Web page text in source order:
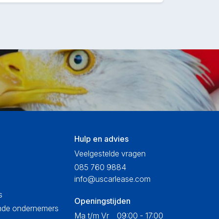
ondernemers
Hulp en advies
Veelgestelde vragen
085 760 9884
info@uscarlease.com
Openingstijden
Ma t/m Vr
09:00 - 17:00